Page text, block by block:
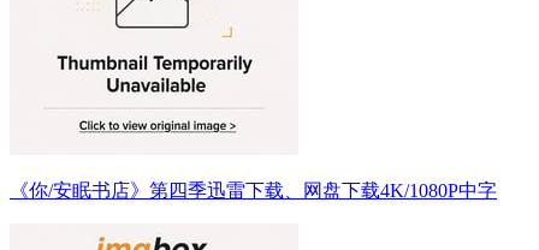
《你/安眠书店》第四季迅雷下载、网盘下载4K/1080P中字